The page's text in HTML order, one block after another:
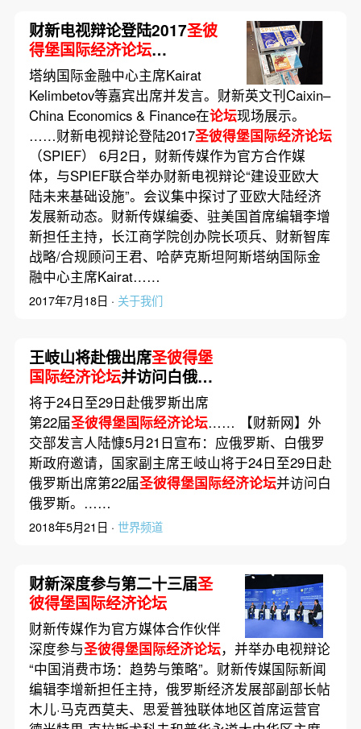
财新电视辩论登陆2017圣彼
得堡国际经济论坛
（SPIEF）
塔纳国际金融中心主席Kairat
Kelimbetov等嘉宾出席并发言。财新英文刊Caixin–
China Economics & Finance在论坛现场展示。
……财新电视辩论登陆2017圣彼得堡国际经济论坛
（SPIEF） 6月2日，财新传媒作为官方合作媒
体，与SPIEF联合举办财新电视辩论“建设亚欧大
陆未来基础设施”。会议集中探讨了亚欧大陆经济
发展新动态。财新传媒编委、驻美国首席编辑李增
新担任主持，长江商学院创办院长项兵、财新智库
战略/合规顾问王君、哈萨克斯坦阿斯塔纳国际金
融中心主席Kairat……
2017年7月18日 · 关于我们
王岐山将赴俄出席圣彼得堡
国际经济论坛并访问白俄罗
斯
将于24日至29日赴俄罗斯出席
第22届圣彼得堡国际经济论坛…… 【财新网】外
交部发言人陆慷5月21日宣布：应俄罗斯、白俄罗
斯政府邀请，国家副主席王岐山将于24日至29日赴
俄罗斯出席第22届圣彼得堡国际经济论坛并访问白
俄罗斯。……
2018年5月21日 · 世界频道
财新深度参与第二十三届圣
彼得堡国际经济论坛
财新传媒作为官方媒体合作伙伴
深度参与圣彼得堡国际经济论坛，并举办电视辩论
“中国消费市场：趋势与策略”。财新传媒国际新闻
编辑李增新担任主持，俄罗斯经济发展部副部长帖
木儿·马克西莫夫、思爱普独联体地区首席运营官